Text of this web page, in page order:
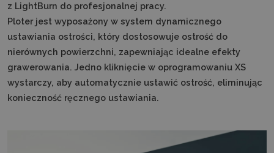
z LightBurn do profesjonalnej pracy.
Ploter jest wyposażony w system dynamicznego
ustawiania ostrości, który dostosowuje ostrość do
nierównych powierzchni, zapewniając idealne efekty
grawerowania. Jedno kliknięcie w oprogramowaniu XS
wystarczy, aby automatycznie ustawić ostrość, eliminując
konieczność ręcznego ustawiania.